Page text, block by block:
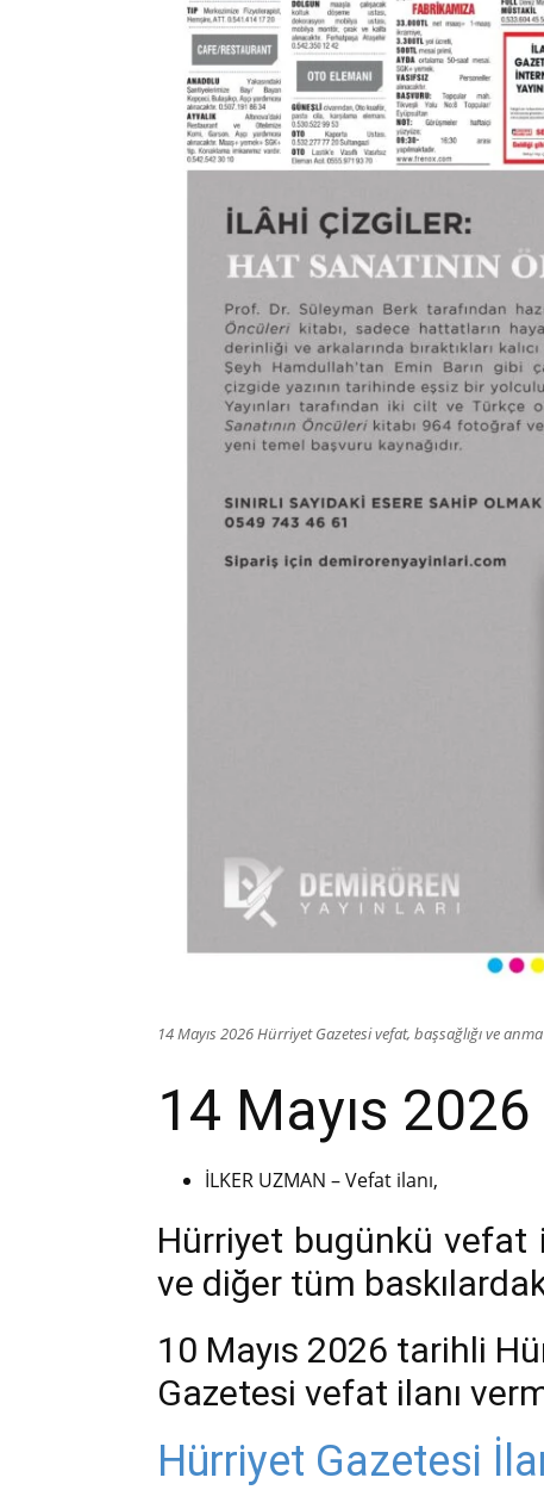
14 Mayıs 2026 Hürriyet Gazetesi vefat, başsağlığı ve
14 Mayıs
İLKER UZMAN – Vefat ilanı,
Hürriyet bugünkü vefat
ve diğer tüm
10 Mayıs 2026 tarihli
Gazetesi vefat ilanı
Hürriyet Gazetesi